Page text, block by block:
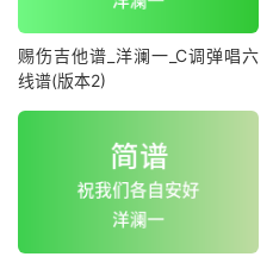
赐伤吉他谱_洋澜一_C调弹唱六
线谱(版本2)